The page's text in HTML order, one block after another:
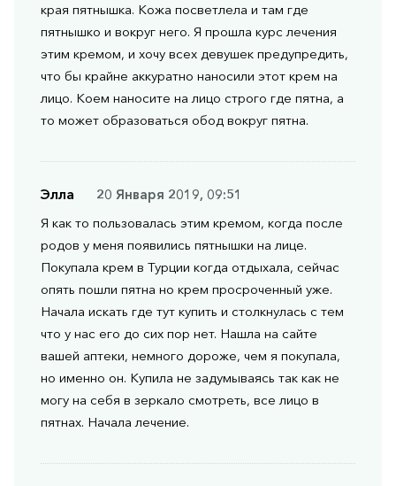
края пятнышка. Кожа посветлела и там где
пятнышко и вокруг него. Я прошла курс лечения
этим кремом, и хочу всех девушек предупредить,
что бы крайне аккуратно наносили этот крем на
лицо. Коем наносите на лицо строго где пятна, а
то может образоваться обод вокруг пятна.
Элла
20 Января 2019, 09:51
Я как то пользовалась этим кремом, когда после
родов у меня появились пятнышки на лице.
Покупала крем в Турции когда отдыхала, сейчас
опять пошли пятна но крем просроченный уже.
Начала искать где тут купить и столкнулась с тем
что у нас его до сих пор нет. Нашла на сайте
вашей аптеки, немного дороже, чем я покупала,
но именно он. Купила не задумываясь так как не
могу на себя в зеркало смотреть, все лицо в
пятнах. Начала лечение.